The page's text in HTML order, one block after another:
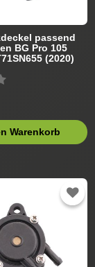
passend
BG Pro 105
(2020)
Warenkorb